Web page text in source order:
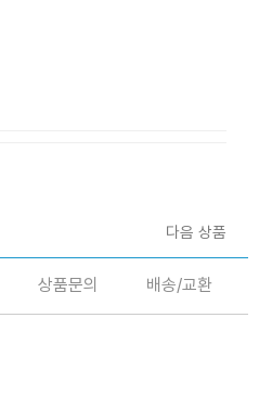
다음 상품
상품문의 배송/교환